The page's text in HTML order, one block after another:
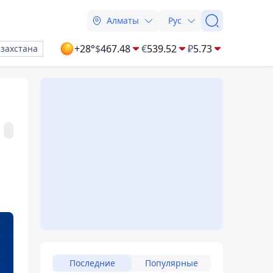
Алматы Рус
+28°$467.48 €539.52 ₽5.73
Последние Популярные